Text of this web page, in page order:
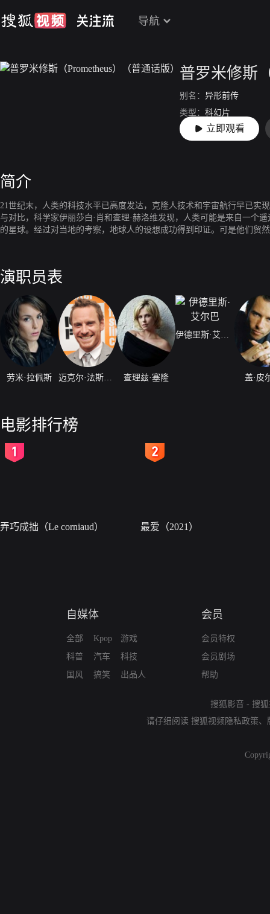
导航
普罗米修斯
别名： 异形前传
类型： 科幻片
上映： 2012-09-02
立即观看
简介
21世纪末，人类的科技水平已高度发达，克隆人技术和宇宙航行早已实
与对比，科学家伊丽莎白·肖和查理·赫洛维发现，人类可能是来自一个
的星球。经过对当地的考察，地球人的设想成功得到印证。可是他们
演职员表
劳米·拉佩斯 查理兹·塞隆
伊德里斯·艾尔巴
盖·皮
电影排行榜
弄巧成拙（Le corniaud） 最爱（2021）
自媒体
全部
科普
国风
Kpop
汽车
搞笑
游戏
科技
出品人
会员
会员特权
会员剧场
帮助
搜狐影音 - 搜
请仔细阅读 搜狐视频隐私政策、